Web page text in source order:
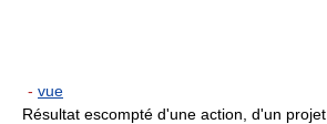
- vue
Résultat escompté d'une action, d'un projet